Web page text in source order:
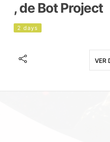
, de Bot Project
2 days
VER